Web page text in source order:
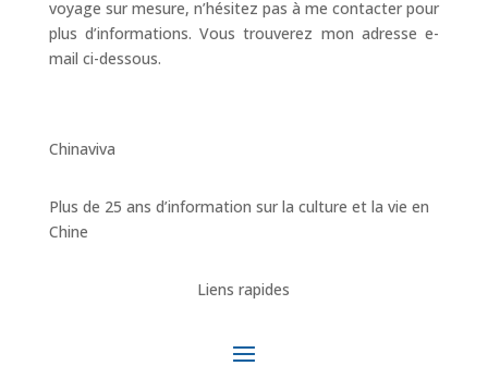
voyage sur mesure, n’hésitez pas à me contacter pour
plus d’informations. Vous trouverez mon adresse e-
mail ci-dessous.
Chinaviva
Plus de 25 ans d’information sur la culture et la vie en
Chine
Liens rapides